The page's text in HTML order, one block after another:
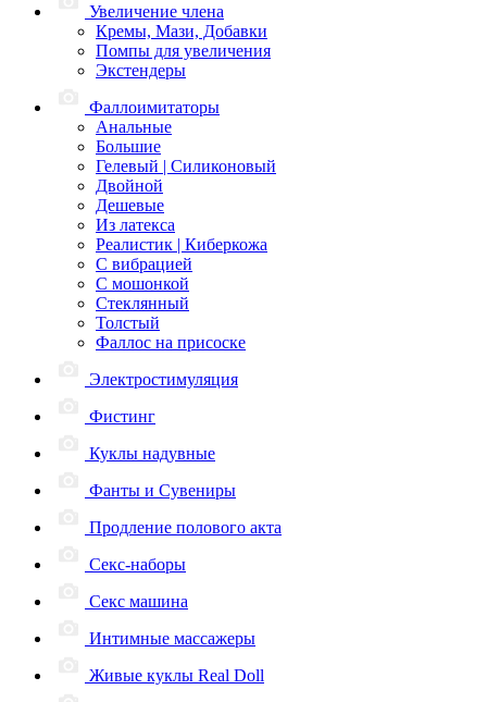
Увеличение члена
Кремы, Мази, Добавки
Помпы для увеличения
Экстендеры
Фаллоимитаторы
Анальные
Большие
Гелевый | Силиконовый
Двойной
Дешевые
Из латекса
Реалистик | Киберкожа
С вибрацией
С мошонкой
Стеклянный
Толстый
Фаллос на присоске
Электростимуляция
Фистинг
Куклы надувные
Фанты и Сувениры
Продление полового акта
Секс-наборы
Секс машина
Интимные массажеры
Живые куклы Real Doll